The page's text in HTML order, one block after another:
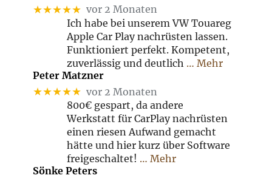
★★★★★ vor 2 Monaten
Ich habe bei unserem VW Touareg
Apple Car Play nachrüsten lassen.
Funktioniert perfekt. Kompetent,
zuverlässig und deutlich … Mehr
Peter Matzner
★★★★★ vor 2 Monaten
800€ gespart, da andere
Werkstatt für CarPlay nachrüsten
einen riesen Aufwand gemacht
hätte und hier kurz über Software
freigeschaltet! … Mehr
Sönke Peters